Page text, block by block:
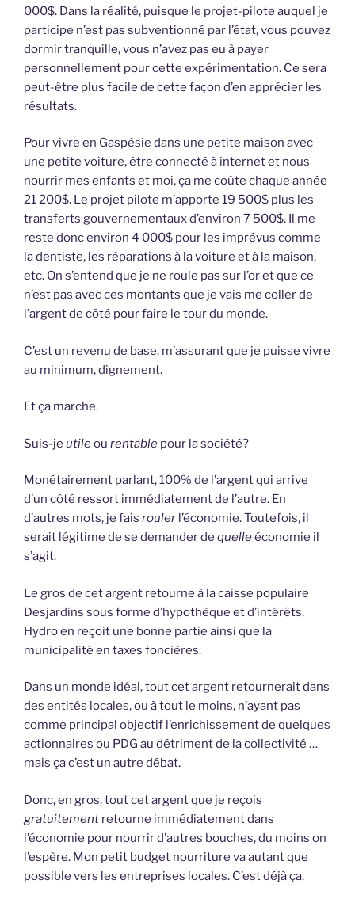
000$. Dans la réalité, puisque le projet-pilote auquel je
participe n’est pas subventionné par l’état, vous pouvez
dormir tranquille, vous n’avez pas eu à payer
personnellement pour cette expérimentation. Ce sera
peut-être plus facile de cette façon d’en apprécier les
résultats.
Pour vivre en Gaspésie dans une petite maison avec
une petite voiture, être connecté à internet et nous
nourrir mes enfants et moi, ça me coûte chaque année
21 200$. Le projet pilote m’apporte 19 500$ plus les
transferts gouvernementaux d’environ 7 500$. Il me
reste donc environ 4 000$ pour les imprévus comme
la dentiste, les réparations à la voiture et à la maison,
etc. On s’entend que je ne roule pas sur l’or et que ce
n’est pas avec ces montants que je vais me coller de
l’argent de côté pour faire le tour du monde.
C’est un revenu de base, m’assurant que je puisse vivre
au minimum, dignement.
Et ça marche.
Suis-je utileou rentable pour la société?
Monétairement parlant, 100% de l’argent qui arrive
d’un côté ressort immédiatement de l’autre. En
d’autres mots, je fais rouler l’économie. Toutefois, il
serait légitime de se demander de quelleéconomie il
s’agit.
Le gros de cet argent retourne à la caisse populaire
Desjardins sous forme d’hypothèque et d’intérêts.
Hydro en reçoit une bonne partie ainsi que la
municipalité en taxes foncières.
Dans un monde idéal, tout cet argent retournerait dans
des entités locales, ou à tout le moins, n’ayant pas
comme principal objectif l’enrichissement de quelques
actionnaires ou PDG au détriment de la collectivité …
mais ça c’est un autre débat.
Donc, en gros, tout cet argent que je reçois
gratuitement retourne immédiatement dans
l’économie pour nourrir d’autres bouches, du moins on
l’espère. Mon petit budget nourriture va autant que
possible vers les entreprises locales. C’est déjà ça.